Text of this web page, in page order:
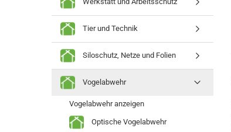
Tier und Technik
Siloschutz, Netze und Folien
Vogelabwehr
Vogelabwehr anzeigen
Optische Vogelabwehr